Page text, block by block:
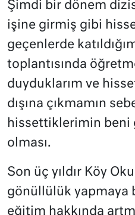
Şimdi bir dönem
işine girmiş gibi
geçenlerde
toplantısında
duyduklarım ve
dışına çıkmamın
hissettiklerimin beni
olması.
Son üç yıldır Köy
gönüllülük yapmaya
eğitim hakkında